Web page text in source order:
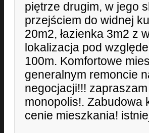
piętrze drugim, w jego
przejściem do widnej
20m2, łazienka 3m2 z
lokalizacja pod
100m. Komfortowe
generalnym remoncie
negocjacji!!!
monopolis!. Zabudowa
cenie mieszkania!